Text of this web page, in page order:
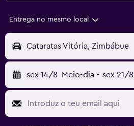
Entrega no mesmo local
Cataratas Vitória, Zimbábue
sex 14/8 Meio-dia - sex 21/8